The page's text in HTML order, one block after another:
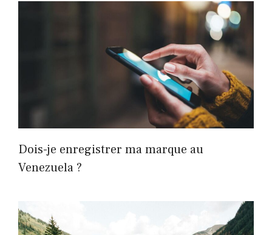
Dois-je enregistrer ma marque au
Venezuela ?